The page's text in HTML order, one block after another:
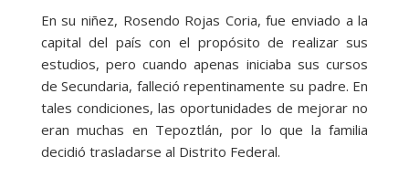
En su niñez, Rosendo Rojas Coria, fue enviado a la
capital del país con el propósito de realizar sus
estudios, pero cuando apenas iniciaba sus cursos
de Secundaria, falleció repentinamente su padre. En
tales condiciones, las oportunidades de mejorar no
eran muchas en Tepoztlán, por lo que la familia
decidió trasladarse al Distrito Federal.